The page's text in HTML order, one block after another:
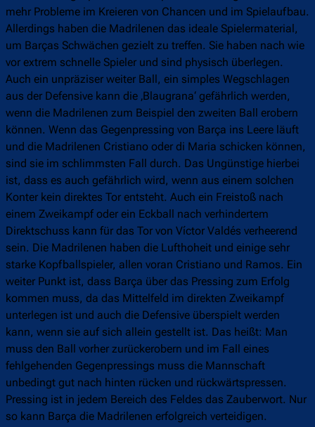
mehr Probleme im Kreieren von Chancen und im Spielaufbau.
Allerdings haben die Madrilenen das ideale Spielermaterial,
um Barças Schwächen gezielt zu treffen. Sie haben nach wie
vor extrem schnelle Spieler und sind physisch überlegen.
Auch ein unpräziser weiter Ball, ein simples Wegschlagen
aus der Defensive kann die ‚Blaugrana‘ gefährlich werden,
wenn die Madrilenen zum Beispiel den zweiten Ball erobern
können. Wenn das Gegenpressing von Barça ins Leere läuft
und die Madrilenen Cristiano oder di Maria schicken können,
sind sie im schlimmsten Fall durch. Das Ungünstige hierbei
ist, dass es auch gefährlich wird, wenn aus einem solchen
Konter kein direktes Tor entsteht. Auch ein Freistoß nach
einem Zweikampf oder ein Eckball nach verhindertem
Direktschuss kann für das Tor von Víctor Valdés verheerend
sein. Die Madrilenen haben die Lufthoheit und einige sehr
starke Kopfballspieler, allen voran Cristiano und Ramos. Ein
weiter Punkt ist, dass Barça über das Pressing zum Erfolg
kommen muss, da das Mittelfeld im direkten Zweikampf
unterlegen ist und auch die Defensive überspielt werden
kann, wenn sie auf sich allein gestellt ist. Das heißt: Man
muss den Ball vorher zurückerobern und im Fall eines
fehlgehenden Gegenpressings muss die Mannschaft
unbedingt gut nach hinten rücken und rückwärtspressen.
Pressing ist in jedem Bereich des Feldes das Zauberwort. Nur
so kann Barça die Madrilenen erfolgreich verteidigen.